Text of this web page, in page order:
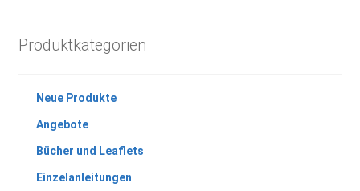
Produktkategorien
Neue Produkte
Angebote
Bücher und Leaflets
Einzelanleitungen